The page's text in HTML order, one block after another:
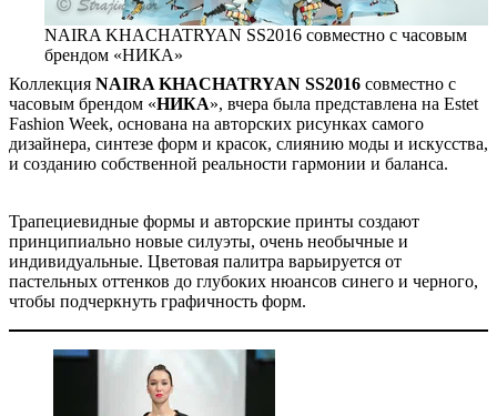
NAIRA KHACHATRYAN SS2016 совместно с часовым
брендом «НИКА»
Коллекция NAIRA KHACHATRYAN SS2016 совместно с
часовым брендом «НИКА», вчера была представлена на Estet
Fashion Week, основана на авторских рисунках самого
дизайнера, синтезе форм и красок, слиянию моды и искусства,
и созданию собственной реальности гармонии и баланса.
Трапециевидные формы и авторские принты создают
принципиально новые силуэты, очень необычные и
индивидуальные. Цветовая палитра варьируется от
пастельных оттенков до глубоких нюансов синего и черного,
чтобы подчеркнуть графичность форм.